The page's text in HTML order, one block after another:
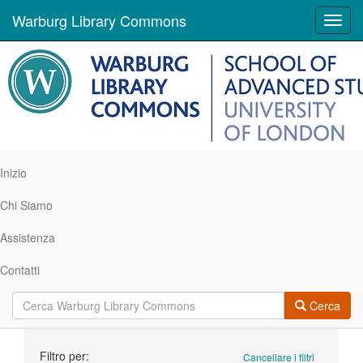
Warburg Library Commons
Inizio
Chi Siamo
Assistenza
Contatti
Cerca
Cancellare i filtri
Filtro per: